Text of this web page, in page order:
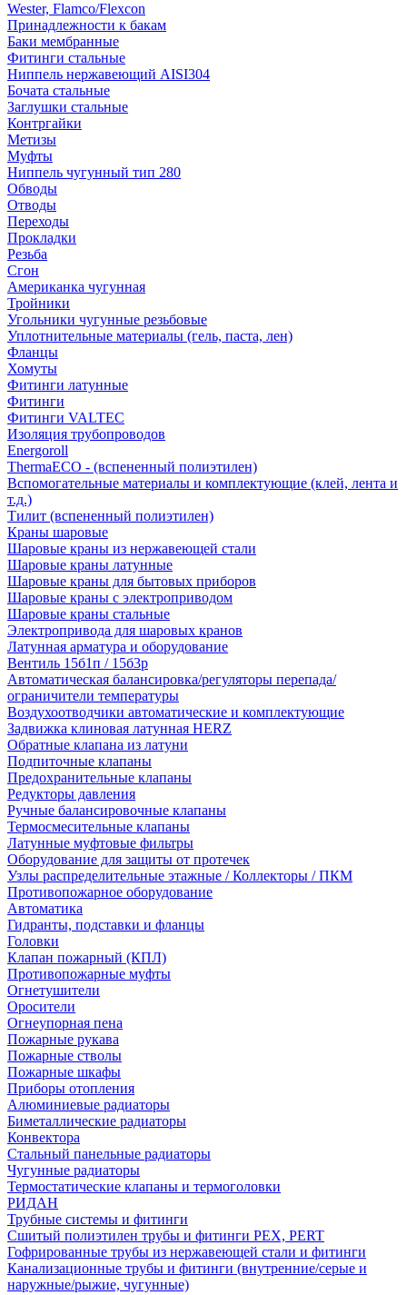
Wester, Flamco/Flexcon
Принадлежности к бакам
Баки мембранные
Фитинги стальные
Ниппель нержавеющий AISI304
Бочата стальные
Заглушки стальные
Контргайки
Метизы
Муфты
Ниппель чугунный тип 280
Обводы
Отводы
Переходы
Прокладки
Резьба
Сгон
Американка чугунная
Тройники
Угольники чугунные резьбовые
Уплотнительные материалы (гель, паста, лен)
Фланцы
Хомуты
Фитинги латунные
Фитинги
Фитинги VALTEC
Изоляция трубопроводов
Energoroll
ThermaECO - (вспененный полиэтилен)
Вспомогательные материалы и комплектующие (клей, лента и
т.д.)
Тилит (вспененный полиэтилен)
Краны шаровые
Шаровые краны из нержавеющей стали
Шаровые краны латунные
Шаровые краны для бытовых приборов
Шаровые краны с электроприводом
Шаровые краны стальные
Электропривода для шаровых кранов
Латунная арматура и оборудование
Вентиль 15б1п / 15б3р
Автоматическая балансировка/регуляторы перепада/
ограничители температуры
Воздухоотводчики автоматические и комплектующие
Задвижка клиновая латунная HERZ
Обратные клапана из латуни
Подпиточные клапаны
Предохранительные клапаны
Редукторы давления
Ручные балансировочные клапаны
Термосмесительные клапаны
Латунные муфтовые фильтры
Оборудование для защиты от протечек
Узлы распределительные этажные / Коллекторы / ПКМ
Противопожарное оборудование
Автоматика
Гидранты, подставки и фланцы
Головки
Клапан пожарный (КПЛ)
Противопожарные муфты
Огнетушители
Оросители
Огнеупорная пена
Пожарные рукава
Пожарные стволы
Пожарные шкафы
Приборы отопления
Алюминиевые радиаторы
Биметаллические радиаторы
Конвектора
Стальный панельные радиаторы
Чугунные радиаторы
Термостатические клапаны и термоголовки
РИДАН
Трубные системы и фитинги
Сшитый полиэтилен трубы и фитинги PEX, PERT
Гофрированные трубы из нержавеющей стали и фитинги
Канализационные трубы и фитинги (внутренние/серые и
наружные/рыжие, чугунные)